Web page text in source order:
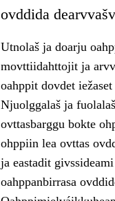
ovddida
Utnolaš ja doarju
movttiidahttojit ja
oahppit dovdet
Njuolggalaš ja
ovttasbarggu bokte
ohppiin lea ovttas
ja eastadit
oahppanbirrasa